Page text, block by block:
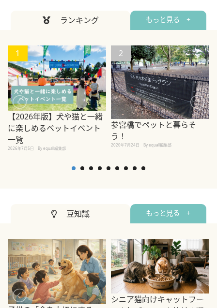
ランキング もっと見る +
1
【2026年版】犬や猫と一緒
に楽しめるペットイベント
一覧
2026年7月5日 By equall編集部
2
参宮橋でペットと暮らそ
う！
2020年7月24日 By equall編集部
豆知識 もっと見る +
シニア猫向けキャットフー